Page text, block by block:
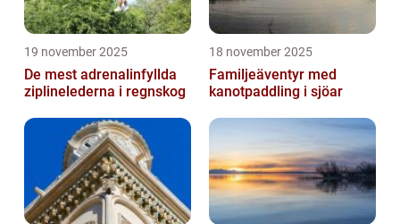
19 november 2025
De mest adrenalinfyllda
ziplinelederna i regnskog
18 november 2025
Familjeäventyr med
kanotpaddling i sjöar